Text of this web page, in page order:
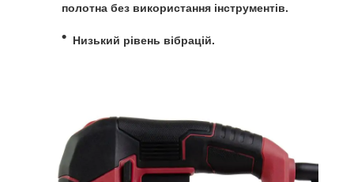
полотна без використання інструментів.
Низький рівень вібрацій.